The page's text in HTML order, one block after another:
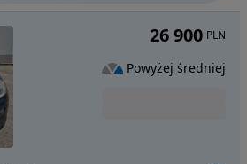
26 900 PLN
Powyżej średniej